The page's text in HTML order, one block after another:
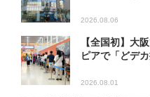
2026.08.06
【全国初】大
ピアで「どデ
2026.08.01